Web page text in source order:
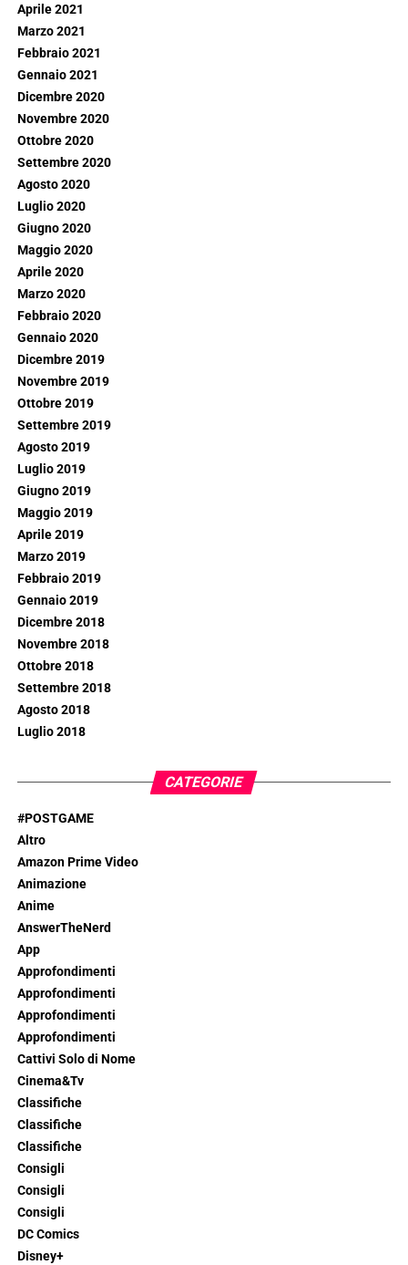
Aprile 2021
Marzo 2021
Febbraio 2021
Gennaio 2021
Dicembre 2020
Novembre 2020
Ottobre 2020
Settembre 2020
Agosto 2020
Luglio 2020
Giugno 2020
Maggio 2020
Aprile 2020
Marzo 2020
Febbraio 2020
Gennaio 2020
Dicembre 2019
Novembre 2019
Ottobre 2019
Settembre 2019
Agosto 2019
Luglio 2019
Giugno 2019
Maggio 2019
Aprile 2019
Marzo 2019
Febbraio 2019
Gennaio 2019
Dicembre 2018
Novembre 2018
Ottobre 2018
Settembre 2018
Agosto 2018
Luglio 2018
CATEGORIE
#POSTGAME
Altro
Amazon Prime Video
Animazione
Anime
AnswerTheNerd
App
Approfondimenti
Approfondimenti
Approfondimenti
Approfondimenti
Cattivi Solo di Nome
Cinema&Tv
Classifiche
Classifiche
Classifiche
Consigli
Consigli
Consigli
DC Comics
Disney+